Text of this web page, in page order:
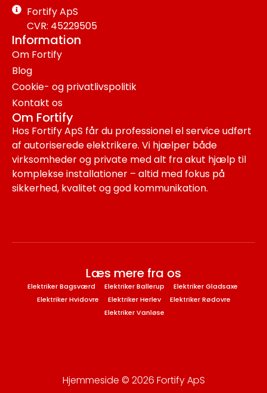
Fortify ApS
CVR: 45229505
Information
Om Fortify
Blog
Cookie- og privatlivspolitik
Kontakt os
Om Fortify
Hos Fortify ApS får du professionel el service udført
af autoriserede elektrikere. Vi hjælper både
virksomheder og private med alt fra akut hjælp til
komplekse installationer – altid med fokus på
sikkerhed, kvalitet og god kommunikation.
Læs mere fra os
Elektriker Bagsværd Elektriker Ballerup
Elektriker Gladsaxe
Elektriker Hvidovre
Elektriker Herlev
Elektriker Rødovre
Elektriker Vanløse
Hjemmeside © 2026 Fortify ApS